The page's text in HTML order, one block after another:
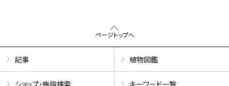
ページトップへ
記事 植物図鑑
ショップ・施設検索 キーワード一覧